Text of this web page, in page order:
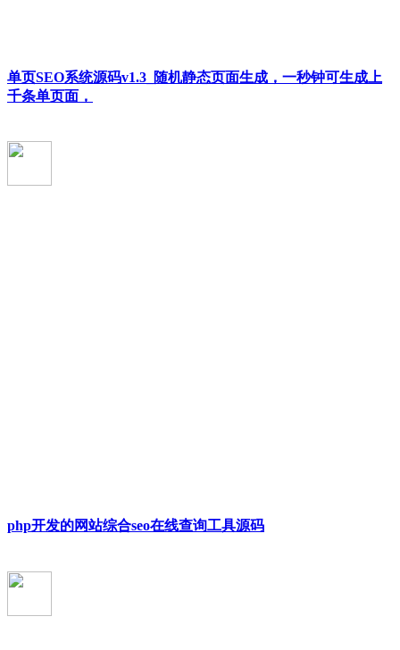
单页SEO系统源码v1.3_随机静态页面生成，一秒钟可生成上
千条单页面，
php开发的网站综合seo在线查询工具源码